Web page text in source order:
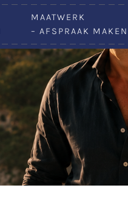
MAATWERK
– AFSPRAAK